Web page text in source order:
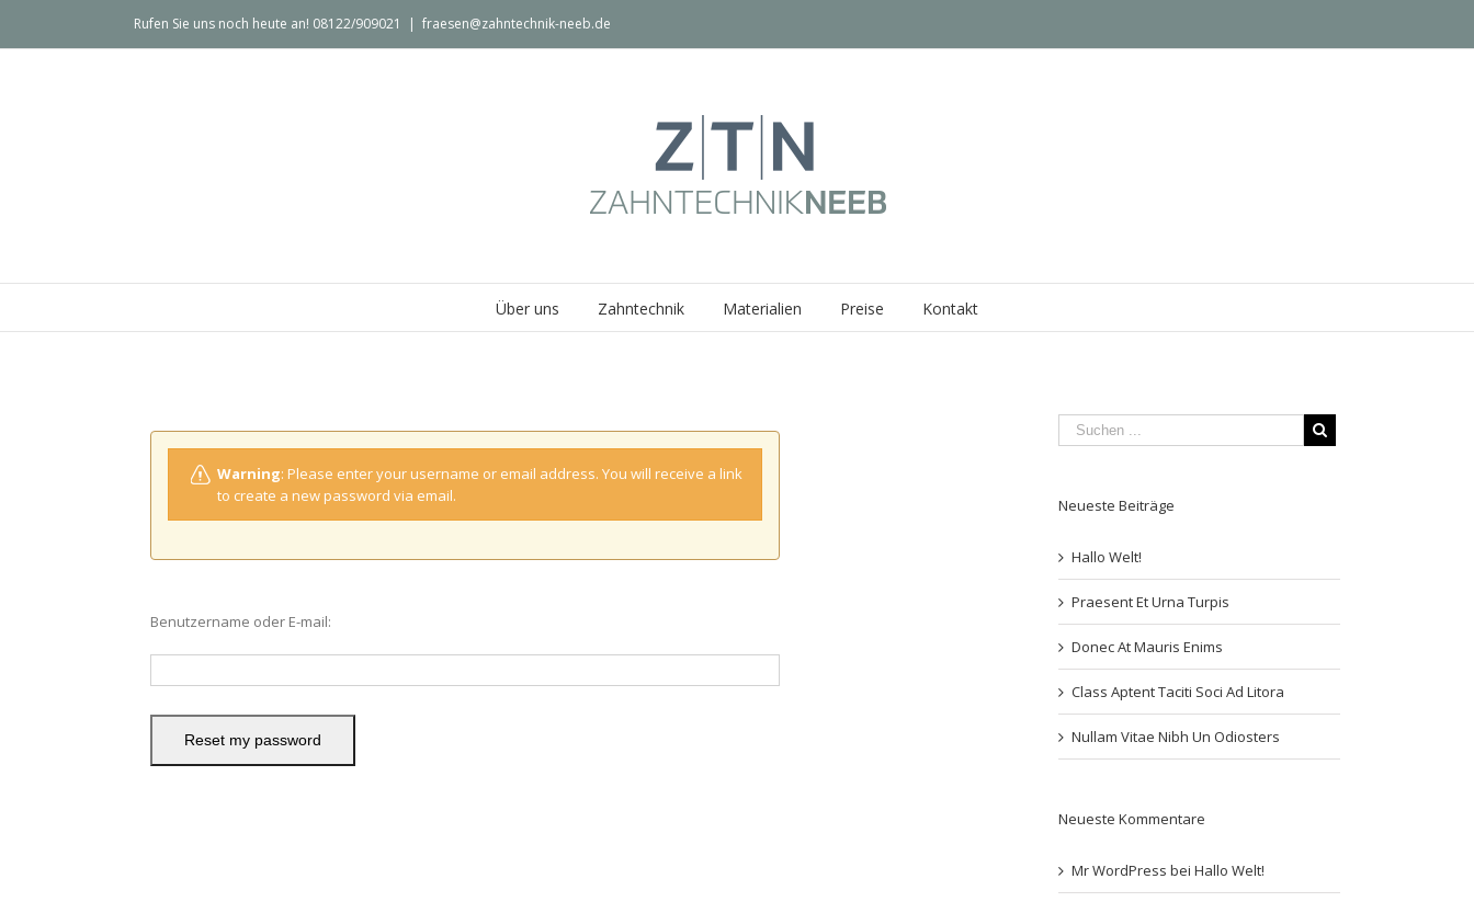
Rufen Sie uns noch heute an! 08122/909021 | fraesen@zahntechnik-neeb.de
Über uns Zahntechnik Materialien Preise Kontakt
Warning: Please enter your username or email address. You will receive a link
to create a new password via email.
Benutzername oder E-mail:
Neueste Beiträge
Hallo Welt!
Praesent Et Urna Turpis
Donec At Mauris Enims
Class Aptent Taciti Soci Ad Litora
Nullam Vitae Nibh Un Odiosters
Neueste Kommentare
Mr WordPress bei Hallo Welt!